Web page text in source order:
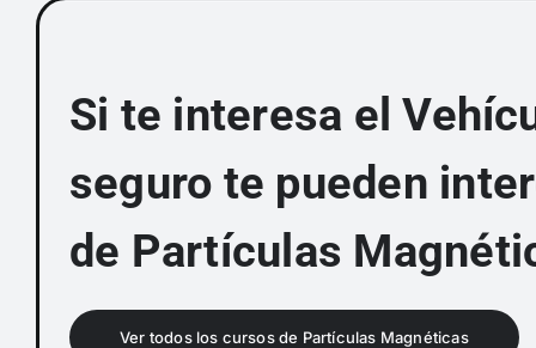
Si te interesa el
seguro te pueden
de Partículas
Ver todos los cursos de Partículas Magnéticas